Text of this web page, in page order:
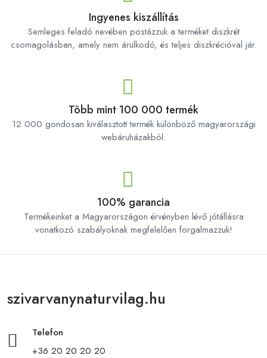
Ingyenes kiszállítás
Semleges feladó nevében postázzuk a terméket diszkrét
csomagolásban, amely nem árulkodó, és teljes diszkrécióval jár.
Több mint 100 000 termék
12 000 gondosan kiválasztott termék különböző magyarországi
webáruházakból.
100% garancia
Termékeinket a Magyarországon érvényben lévő jótállásra
vonatkozó szabályoknak megfelelően forgalmazzuk!
szivarvanynaturvilag.hu
Telefon
+36 20 20 20 20